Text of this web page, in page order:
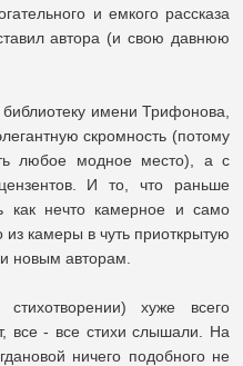
и емкого рассказа
автора (и свою давнюю
имени Трифонова,
скромность (потому
любое модное место), а с
И то, что раньше
как нечто камерное и само
камеры в чуть приоткрытую
новым авторам.
хуже всего
все - все стихи слышали. На
ничего подобного не